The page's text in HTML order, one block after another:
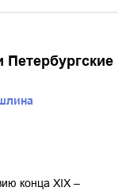
Петербургские
конца XIX –